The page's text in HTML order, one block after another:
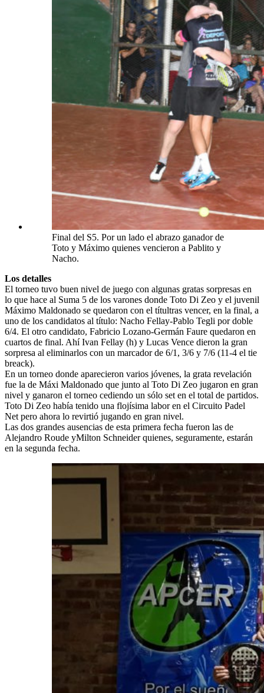
Final del S5. Por un lado el abrazo ganador de
Toto y Máximo quienes vencieron a Pablito y
Nacho.
Los detalles
El torneo tuvo buen nivel de juego con algunas gratas sorpresas en
lo que hace al Suma 5 de los varones donde Toto Di Zeo y el juvenil
Máximo Maldonado se quedaron con el títultras vencer, en la final, a
uno de los candidatos al título: Nacho Fellay-Pablo Tegli por doble
6/4. El otro candidato, Fabricio Lozano-Germán Faure quedaron en
cuartos de final. Ahí Ivan Fellay (h) y Lucas Vence dieron la gran
sorpresa al eliminarlos con un marcador de 6/1, 3/6 y 7/6 (11-4 el tie
breack).
En un torneo donde aparecieron varios jóvenes, la grata revelación
fue la de Máxi Maldonado que junto al Toto Di Zeo jugaron en gran
nivel y ganaron el torneo cediendo un sólo set en el total de partidos.
Toto Di Zeo había tenido una flojísima labor en el Circuito Padel
Net pero ahora lo revirtió jugando en gran nivel.
Las dos grandes ausencias de esta primera fecha fueron las de
Alejandro Roude yMilton Schneider quienes, seguramente, estarán
en la segunda fecha.